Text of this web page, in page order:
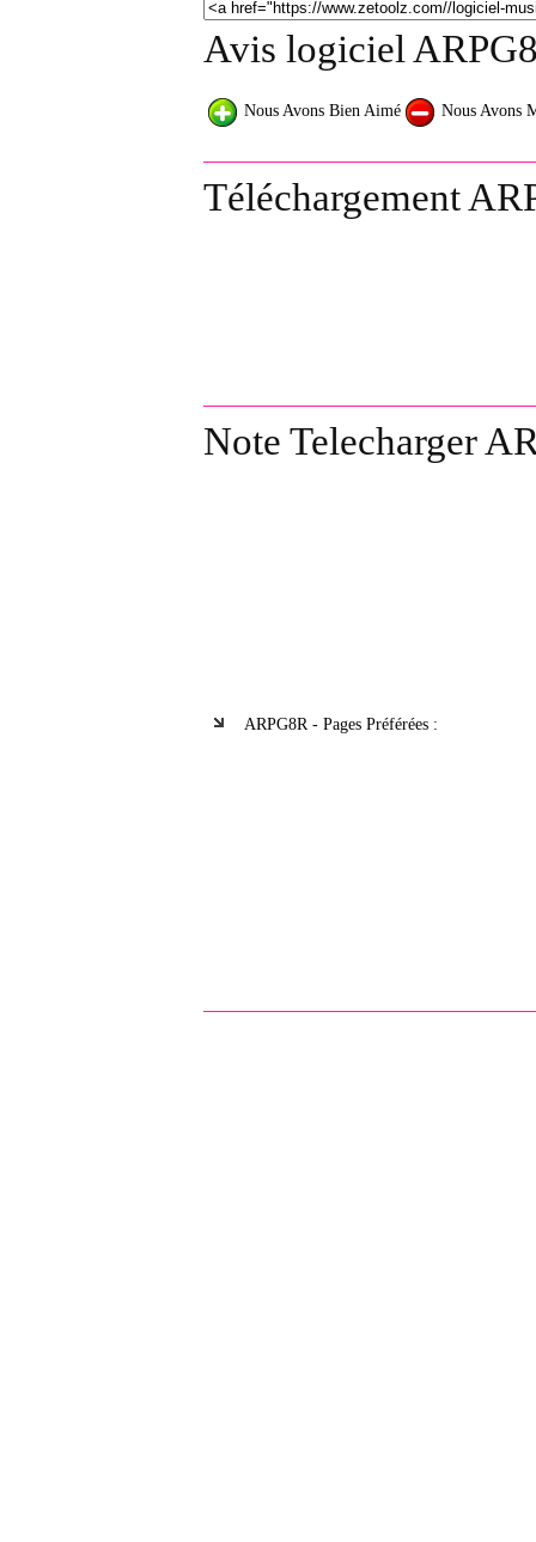
Avis logiciel
Nous Avons Bien Aimé Nous Avons
Téléchargement
Note Telecharger
ARPG8R - Pages Préférées :